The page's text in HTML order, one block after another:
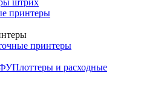
штрих
принтеры
принтеры
Плоттеры и расходные